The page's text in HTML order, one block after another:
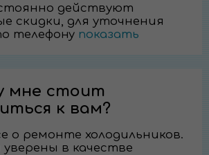
действуют
скидки, для уточнения
телефону показать
мне стоит
к вам?
о ремонте холодильников.
в качестве